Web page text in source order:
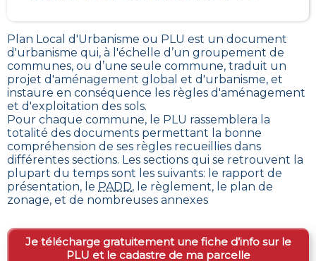
Plan Local d'Urbanisme ou PLU est un document
d'urbanisme qui, à l'échelle d’un groupement de
communes, ou d’une seule commune, traduit un
projet d'aménagement global et d'urbanisme, et
instaure en conséquence les règles d'aménagement
et d'exploitation des sols.
Pour chaque commune, le PLU rassemblera la
totalité des documents permettant la bonne
compréhension de ses règles recueillies dans
différentes sections. Les sections qui se retrouvent la
plupart du temps sont les suivants: le rapport de
présentation, le PADD, le règlement, le plan de
zonage, et de nombreuses annexes
Je télécharge gratuitement une fiche d’info sur le
PLU et le cadastre de ma parcelle